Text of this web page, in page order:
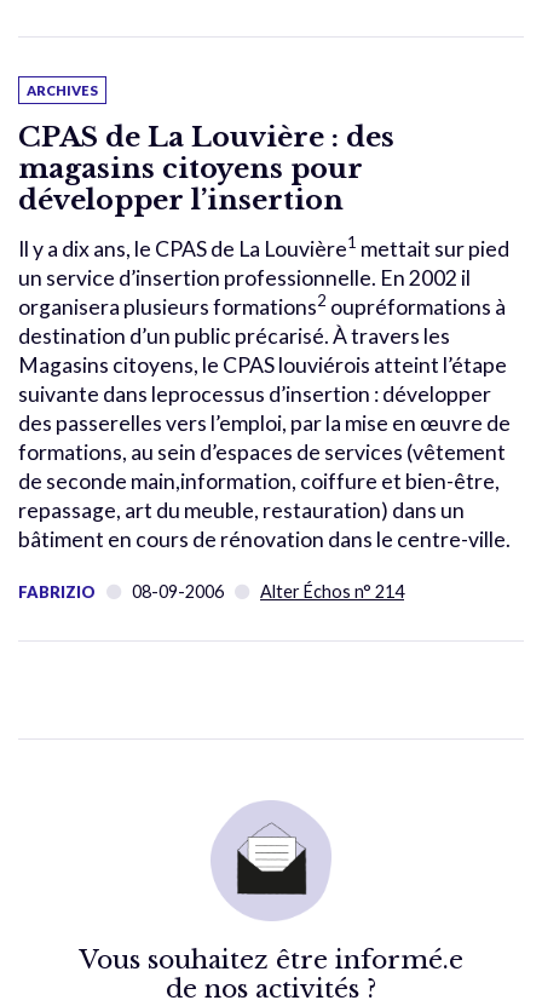
ARCHIVES
CPAS de La Louvière : des
magasins citoyens pour
développer l’insertion
Il y a dix ans, le CPAS de La Louvière1 mettait sur pied
un service d’insertion professionnelle. En 2002 il
organisera plusieurs formations2 oupréformations à
destination d’un public précarisé. À travers les
Magasins citoyens, le CPAS louviérois atteint l’étape
suivante dans leprocessus d’insertion : développer
des passerelles vers l’emploi, par la mise en œuvre de
formations, au sein d’espaces de services (vêtement
de seconde main,information, coiffure et bien-être,
repassage, art du meuble, restauration) dans un
bâtiment en cours de rénovation dans le centre-ville.
FABRIZIO 08-09-2006 Alter Échos n° 214
Vous souhaitez être informé.e
de nos activités ?